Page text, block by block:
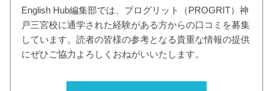
English Hub編集部では、プログリット（PROGRIT）神
戸三宮校に通学された経験がある方からの口コミを募集
しています。読者の皆様の参考となる貴重な情報の提供
にぜひご協力よろしくおねがいいたします。